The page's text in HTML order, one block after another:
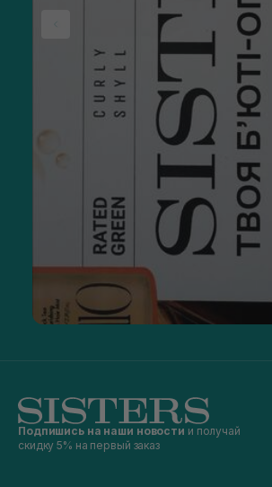
Подпишись на наши новости и получай
скидку 5% на первый заказ